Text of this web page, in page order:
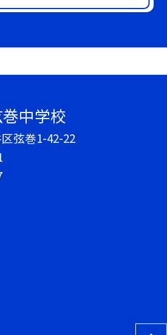
中学校
弦巻1-42-22